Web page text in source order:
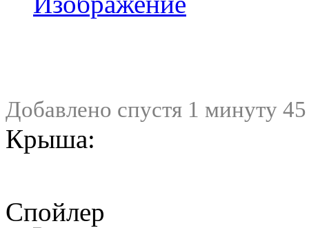
Добавлено спустя 1 минуту
Крыша:
Спойлер